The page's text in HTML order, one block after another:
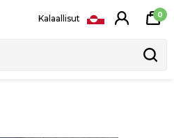
Kalaallisut 0